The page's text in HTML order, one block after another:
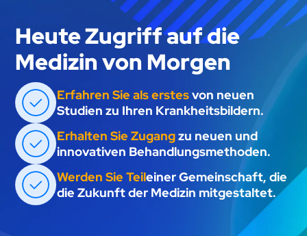
Heute Zugriff auf die
Medizin von Morgen
Erfahren Sie als erstesvon neuen
Studien zu Ihren Krankheitsbildern.
Erhalten Sie Zugangzu neuen und
innovativen Behandlungsmethoden.
Werden Sie Teileiner Gemeinschaft, die
die Zukunft der Medizin mitgestaltet.